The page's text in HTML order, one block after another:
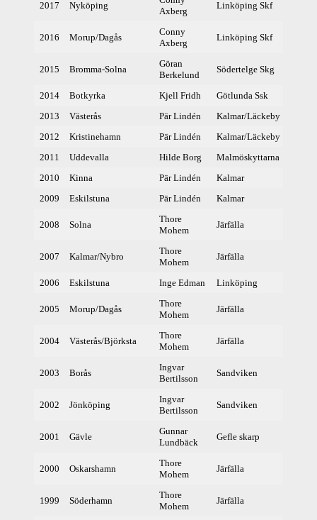
2017 Nyköping
Axberg
Linköping Skf
2016 Morup/Dagås
Conny
Axberg
Linköping Skf
2015 Bromma-Solna
Göran
Berkelund
Södertelge Skg
2014 Botkyrka Kjell Fridh Götlunda Ssk
2013
Västerås Pär Lindén Kalmar/Läckeby
2012
Kristinehamn Pär Lindén Kalmar/Läckeby
2011
Uddevalla Hilde Borg Malmöskyttarna
2010
Kinna Pär Lindén Kalmar
2009
Eskilstuna Pär Lindén Kalmar
2008 Solna
Thore
Mohem
Järfälla
2007 Kalmar/Nybro
Thore
Mohem
Järfälla
2006 Eskilstuna Inge Edman Linköping
2005 Morup/Dagås
Thore
Mohem
Järfälla
2004 Västerås/Björksta
Thore
Mohem
Järfälla
2003 Borås
Ingvar
Bertilsson
Sandviken
2002 Jönköping
Ingvar
Bertilsson
Sandviken
2001 Gävle
Gunnar
Lundbäck
Gefle skarp
2000 Oskarshamn
Thore
Mohem
Järfälla
1999 Söderhamn
Thore
Mohem
Järfälla